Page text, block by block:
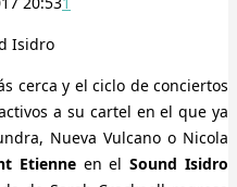
a su cartel en el que ya
Nueva Vulcano o Nicola
Etienneen elSound Isidro